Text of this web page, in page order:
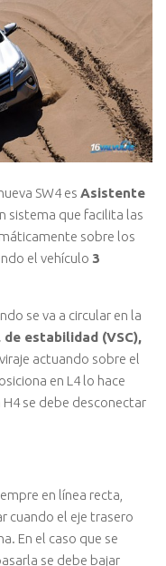
SW4 es Asistente
sistema que facilita las
sobre los
el vehículo 3
se va a circular en la
estabilidad (VSC),
actuando sobre el
en L4 lo hace
se debe desconectar
en línea recta,
cuando el eje trasero
En el caso que se
se debe bajar